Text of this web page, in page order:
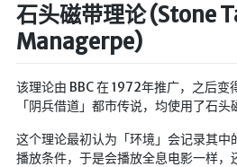
石头磁带理论 (Stone
Managerpe)
该理论由 BBC 在 1972年推广，之后变
「阴兵借道」都市传说，均使用了石头
这个理论最初认为「环境」会记录其中
播放条件，于是会播放全息电影一样，